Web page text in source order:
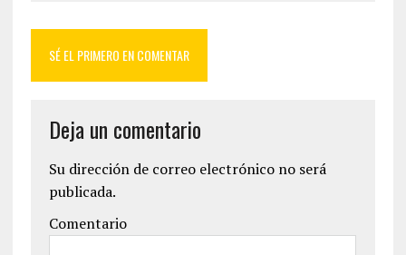
SÉ EL PRIMERO EN COMENTAR
Deja un comentario
Su dirección de correo electrónico no será
publicada.
Comentario